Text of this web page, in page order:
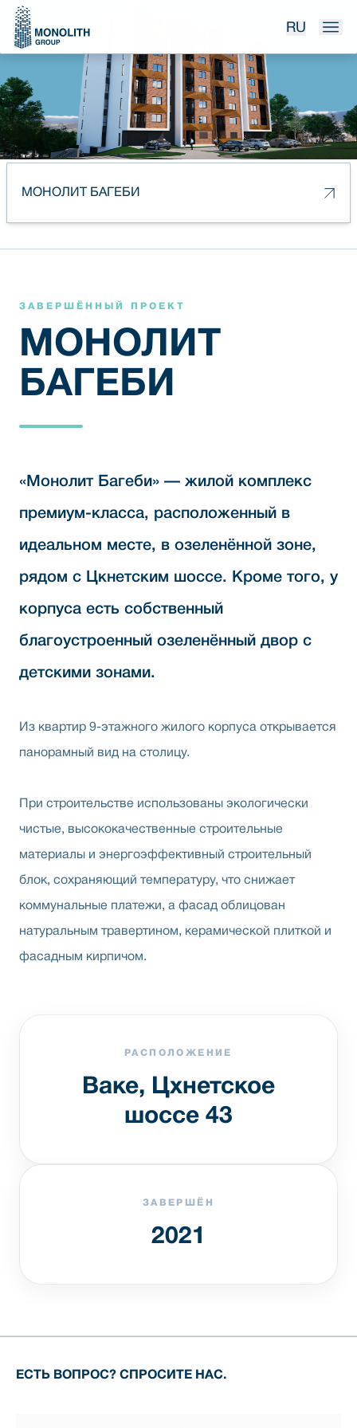
RU
МОНОЛИТ БАГЕБИ
ЗАВЕРШЁННЫЙ ПРОЕКТ
МОНОЛИТ
БАГЕБИ
«Монолит Багеби» — жилой комплекс
премиум-класса, расположенный в
идеальном месте, в озеленённой зоне,
рядом с Цкнетским шоссе. Кроме того, у
корпуса есть собственный
благоустроенный озеленённый двор с
детскими зонами.
Из квартир 9-этажного жилого корпуса открывается
панорамный вид на столицу.
При строительстве использованы экологически
чистые, высококачественные строительные
материалы и энергоэффективный строительный
блок, сохраняющий температуру, что снижает
коммунальные платежи, а фасад облицован
натуральным травертином, керамической плиткой и
фасадным кирпичом.
РАСПОЛОЖЕНИЕ
Ваке, Цхнетское
шоссе 43
ЗАВЕРШЁН
2021
ЕСТЬ ВОПРОС? СПРОСИТЕ НАС.